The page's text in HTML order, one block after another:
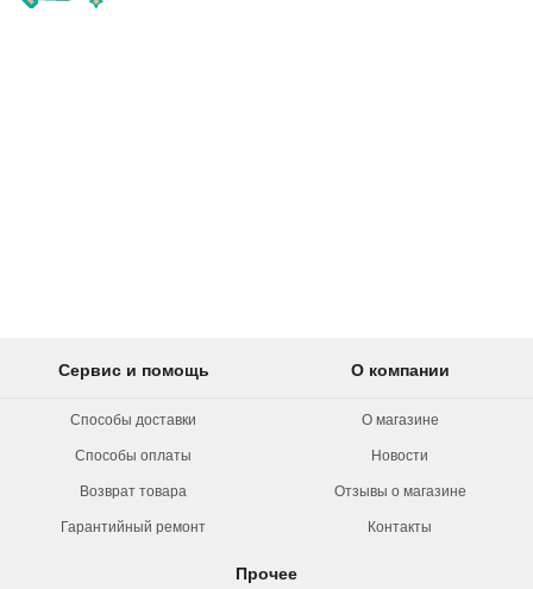
Сервис и помощь
Способы доставки
Способы оплаты
Возврат товара
Гарантийный ремонт
О компании
О магазине
Новости
Отзывы о магазине
Контакты
Прочее